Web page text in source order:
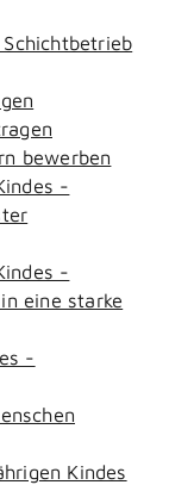
bewerben
-
-
eine starke
-
Kindes